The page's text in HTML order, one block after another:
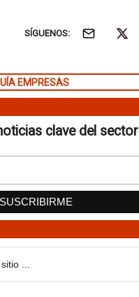
SÍGUENOS:
EMPRESAS
clave del sector